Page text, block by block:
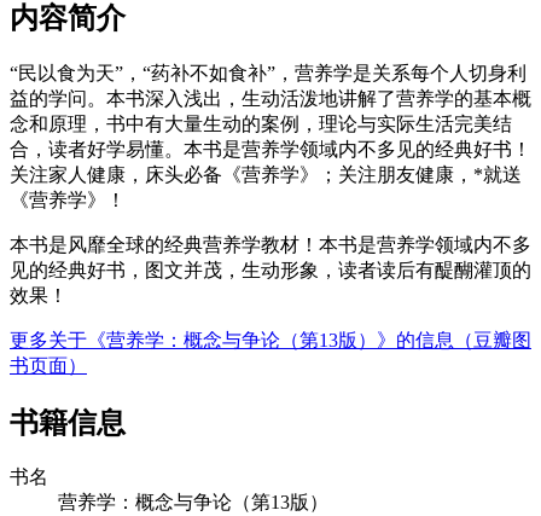
内容简介
“民以食为天”，“药补不如食补”，营养学是关系每个人切身利
益的学问。本书深入浅出，生动活泼地讲解了营养学的基本概
念和原理，书中有大量生动的案例，理论与实际生活完美结
合，读者好学易懂。本书是营养学领域内不多见的经典好书！
关注家人健康，床头必备《营养学》；关注朋友健康，*就送
《营养学》！
本书是风靡全球的经典营养学教材！本书是营养学领域内不多
见的经典好书，图文并茂，生动形象，读者读后有醍醐灌顶的
效果！
更多关于《营养学：概念与争论（第13版）》的信息（豆瓣图
书页面）
书籍信息
书名
营养学：概念与争论（第13版）